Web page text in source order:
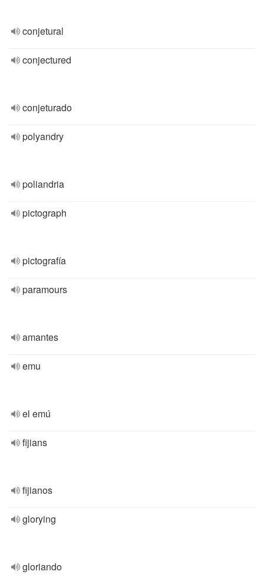
conjetural
conjectured
conjeturado
polyandry
poliandria
pictograph
pictografía
paramours
amantes
emu
el emú
fijians
fijianos
glorying
gloriando